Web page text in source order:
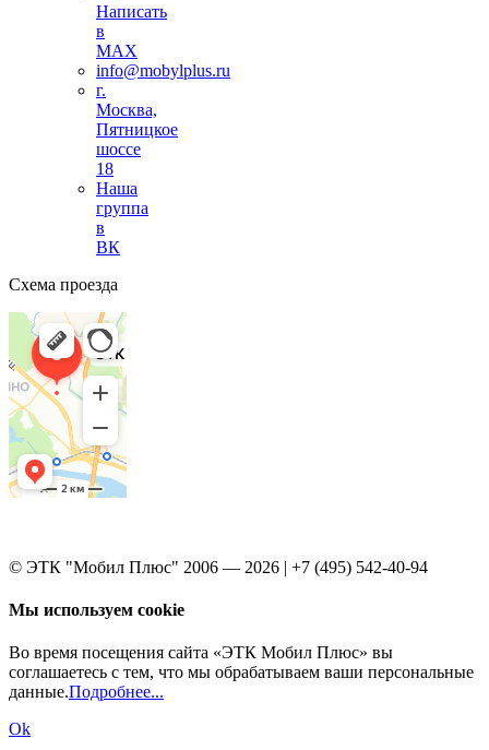
Написать
в
MAX
info@mobylplus.ru
г.
Москва,
Пятницкое
шоссе
18
Наша
группа
в
ВК
Схема проезда
© ЭТК "Мобил Плюс" 2006 — 2026 | +7 (495) 542-40-94
Мы используем cookie
Во время посещения сайта «ЭТК Мобил Плюс» вы
соглашаетесь с тем, что мы обрабатываем ваши персональные
данные.Подробнее...
Ok